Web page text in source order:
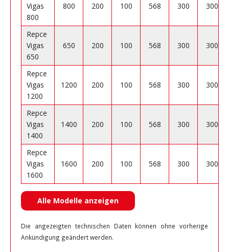
Vigas
800
800 200 100 568 300 300
Repce
Vigas
650
650 200 100 568 300 300
Repce
Vigas
1200
1200 200 100 568 300 300
Repce
Vigas
1400
1400 200 100 568 300 300
Repce
Vigas
1600
1600 200 100 568 300 300
Alle Modelle anzeigen
Die angezeigten technischen Daten können ohne vorherige
Ankündigung geändert werden.